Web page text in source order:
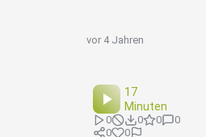
vor 4 Jahren
17
Minuten
0 0 0
0
0
0